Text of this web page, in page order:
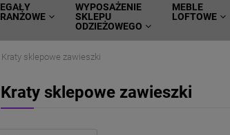
WYPOSAŻENIE
SKLEPU
ODZIEŻOWEGO
MEBLE
LOFTOWE
Kraty sklepowe zawieszki
Kraty sklepowe zawieszki